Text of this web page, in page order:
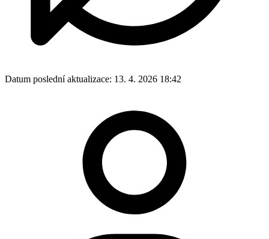
Datum poslední aktualizace: 13. 4. 2026 18:42